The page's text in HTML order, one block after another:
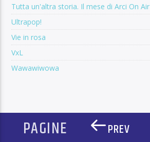
Tutta un'altra storia. Il mese di Arci On Air
Ultrapop!
Vie in rosa
VxL
Wawawiwowa
PAGINE PREV